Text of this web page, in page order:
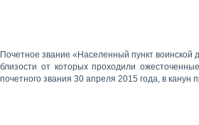
Почетное звание «Населенный пункт воинской
близости от которых проходили
почетного звания 30 апреля 2015 года, в